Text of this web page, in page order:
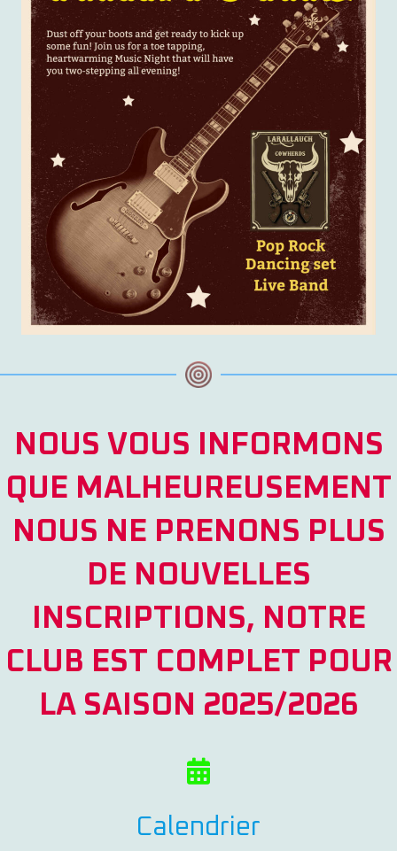
NOUS VOUS INFORMONS
QUE MALHEUREUSEMENT
NOUS NE PRENONS PLUS
DE NOUVELLES
INSCRIPTIONS, NOTRE
CLUB EST COMPLET POUR
LA SAISON 2025/2026
Calendrier